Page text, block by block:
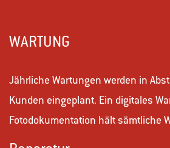
WARTUNG
Jährliche Wartungen werden in
Kunden eingeplant. Ein digitales
Fotodokumentation hält sämtliche